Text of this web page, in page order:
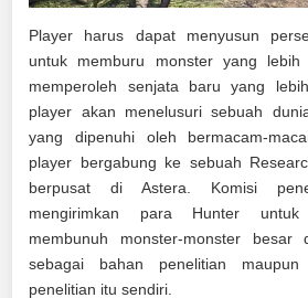
Player harus dapat menyusun
untuk memburu monster yang
memperoleh senjata baru yang
player akan menelusuri sebuah
yang dipenuhi oleh bermacam-
player bergabung ke sebuah
berpusat di Astera. Komisi
mengirimkan para Hunter
membunuh monster-monster
sebagai bahan penelitian maupun
penelitian itu sendiri.